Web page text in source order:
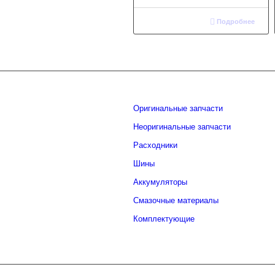
Подробнее
Оригинальные запчасти
Неоригинальные запчасти
Расходники
Шины
Аккумуляторы
Смазочные материалы
Комплектующие